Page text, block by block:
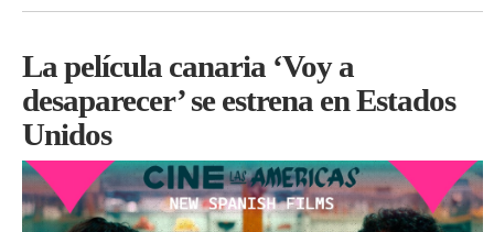
La película canaria ‘Voy a
desaparecer’ se estrena en Estados
Unidos